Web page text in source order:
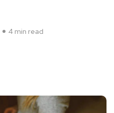
4 min read